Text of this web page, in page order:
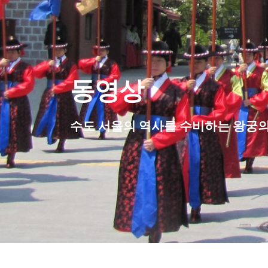
동영상
수도 서울의 역사를 수비하는 왕궁